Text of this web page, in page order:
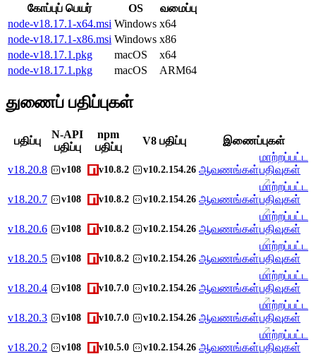
கோப்புப் பெயர் OS
வமைப்பு
node-v18.17.1-x64.msi Windows x64
node-v18.17.1-x86.msi Windows x86
node-v18.17.1.pkg
macOS
x64
node-v18.17.1.pkg
macOS ARM64
துணைப் பதிப்புகள்
பதிப்பு
N-API
பதிப்பு
npm
பதிப்பு
V8 பதிப்பு இணைப்புகள்
v18.20.8 v108 v10.8.2 v10.2.154.26 ஆவணங்கள்
மாற்றப்பட்ட
பதிவுகள்
v18.20.7 v108 v10.8.2 v10.2.154.26 ஆவணங்கள்
மாற்றப்பட்ட
பதிவுகள்
v18.20.6 v108 v10.8.2 v10.2.154.26 ஆவணங்கள்
மாற்றப்பட்ட
பதிவுகள்
v18.20.5 v108 v10.8.2 v10.2.154.26 ஆவணங்கள்
மாற்றப்பட்ட
பதிவுகள்
v18.20.4 v108 v10.7.0 v10.2.154.26 ஆவணங்கள்
மாற்றப்பட்ட
பதிவுகள்
v18.20.3 v108 v10.7.0 v10.2.154.26 ஆவணங்கள்
மாற்றப்பட்ட
பதிவுகள்
v18.20.2 v108 v10.5.0 v10.2.154.26 ஆவணங்கள்
மாற்றப்பட்ட
பதிவுகள்